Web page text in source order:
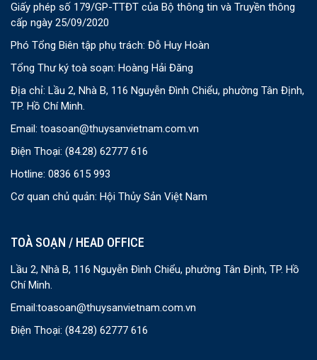
Giấy phép số 179/GP-TTĐT của Bộ thông tin và Truyền thông
cấp ngày 25/09/2020
Phó Tổng Biên tập phụ trách: Đỗ Huy Hoàn
Tổng Thư ký toà soạn: Hoàng Hải Đăng
Địa chỉ: Lầu 2, Nhà B, 116 Nguyễn Đình Chiểu, phường Tân Định,
TP. Hồ Chí Minh.
Email: toasoan@thuysanvietnam.com.vn
Điện Thoại: (84.28) 62777 616
Hotline: 0836 615 993
Cơ quan chủ quản: Hội Thủy Sản Việt Nam
TOÀ SOẠN / HEAD OFFICE
Lầu 2, Nhà B, 116 Nguyễn Đình Chiểu, phường Tân Định, TP. Hồ
Chí Minh.
Email:toasoan@thuysanvietnam.com.vn
Điện Thoại: (84.28) 62777 616